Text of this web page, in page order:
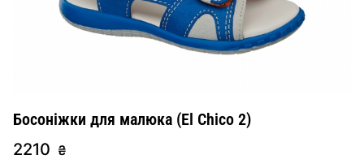
Босоніжки для малюка (El Chico 2)
2210 ₴